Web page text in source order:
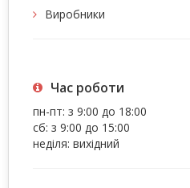
Виробники
Час роботи
пн-пт: з 9:00 до 18:00
сб: з 9:00 до 15:00
неділя: вихідний